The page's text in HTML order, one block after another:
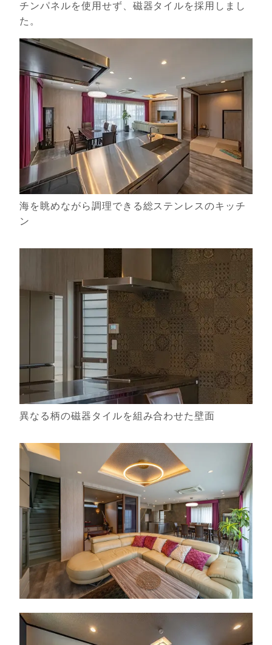
チンパネルを使用せず、磁器タイルを採用しまし
た。
海を眺めながら調理できる総ステンレスのキッチ
ン
異なる柄の磁器タイルを組み合わせた壁面